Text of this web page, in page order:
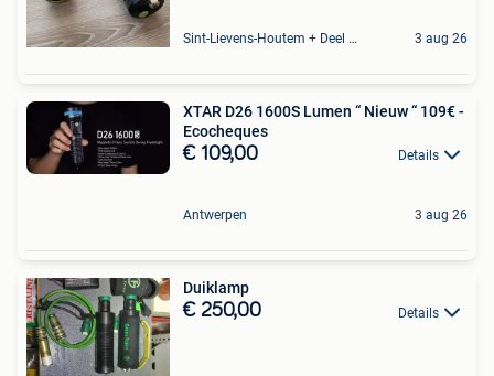
Sint-Lievens-Houtem + Deel Oombergen 3 aug 26
XTAR D26 1600S Lumen “ Nieuw “ 109€ -
Ecocheques
€ 109,00 Details
Antwerpen 3 aug 26
Duiklamp
€ 250,00 Details